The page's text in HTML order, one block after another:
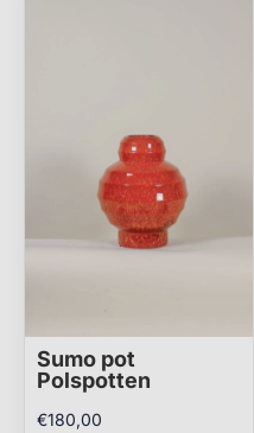
Sumo pot
Polspotten
€180,00